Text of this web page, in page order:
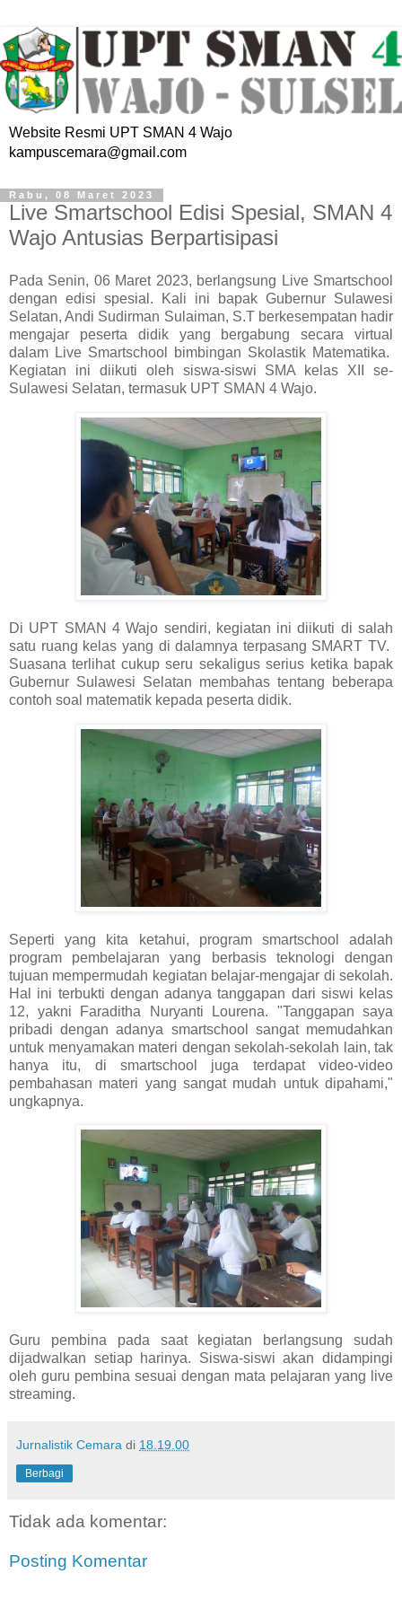
Website Resmi UPT SMAN 4 Wajo
kampuscemara@gmail.com
Rabu, 08 Maret 2023
Live Smartschool Edisi Spesial, SMAN 4
Wajo Antusias Berpartisipasi
Pada Senin, 06 Maret 2023, berlangsung Live Smartschool
dengan edisi spesial. Kali ini bapak Gubernur Sulawesi
Selatan, Andi Sudirman Sulaiman, S.T berkesempatan hadir
mengajar peserta didik yang bergabung secara virtual
dalam Live Smartschool bimbingan Skolastik Matematika.
Kegiatan ini diikuti oleh siswa-siswi SMA kelas XII se-
Sulawesi Selatan, termasuk UPT SMAN 4 Wajo.
Di UPT SMAN 4 Wajo sendiri, kegiatan ini diikuti di salah
satu ruang kelas yang di dalamnya terpasang SMART TV.
Suasana terlihat cukup seru sekaligus serius ketika bapak
Gubernur Sulawesi Selatan membahas tentang beberapa
contoh soal matematik kepada peserta didik.
Seperti yang kita ketahui, program smartschool adalah
program pembelajaran yang berbasis teknologi dengan
tujuan mempermudah kegiatan belajar-mengajar di sekolah.
Hal ini terbukti dengan adanya tanggapan dari siswi kelas
12, yakni Faraditha Nuryanti Lourena. "Tanggapan saya
pribadi dengan adanya smartschool sangat memudahkan
untuk menyamakan materi dengan sekolah-sekolah lain, tak
hanya itu, di smartschool juga terdapat video-video
pembahasan materi yang sangat mudah untuk dipahami,"
ungkapnya.
Guru pembina pada saat kegiatan berlangsung sudah
dijadwalkan setiap harinya. Siswa-siswi akan didampingi
oleh guru pembina sesuai dengan mata pelajaran yang live
streaming.
Jurnalistik Cemara di 18.19.00
Berbagi
Tidak ada komentar:
Posting Komentar